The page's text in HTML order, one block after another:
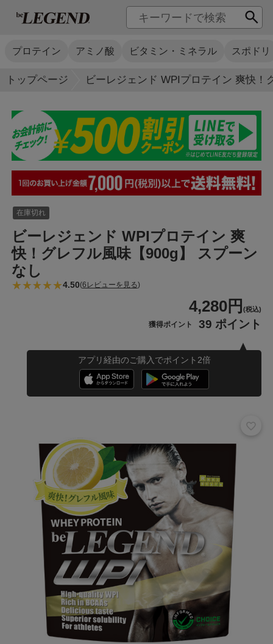
プロテイン アミノ酸 ビタミン・ミネラル スポドリ
トップページ ビーレジェンド WPIプロテイン 爽快！
在庫切れ
ビーレジェンド WPIプロテイン 爽
快！グレフル風味【900g】 スプーン
なし
4.50(6レビューを見る)
4,280円 (税込)
獲得ポイント 39 ポイント
アプリ経由のご購入でポイント2倍